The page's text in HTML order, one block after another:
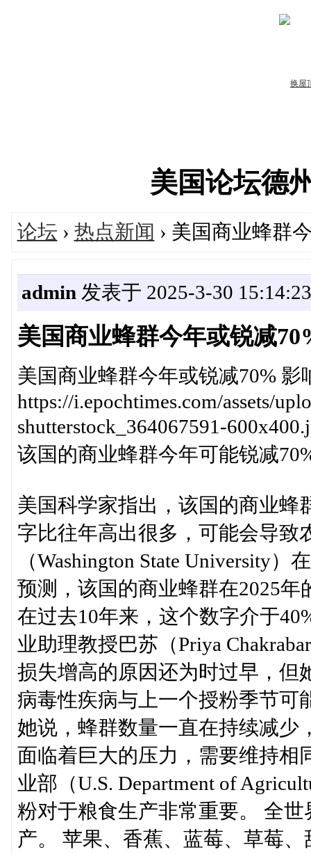
美国论坛德
论坛 › 热点新闻 › 美国商业蜂群
admin 发表于 2025-3-30 15:14:23
美国商业蜂群今年或锐减
美国商业蜂群今年或锐减70% 影
https://i.epochtimes.com/assets/
shutterstock_364067591-
该国的商业蜂群今年可能锐减
美国科学家指出，该国的商业蜂
字比往年高出很多，可能会导致
（Washington State University
预测，该国的商业蜂群在2025年
在过去10年来，这个数字介于
业助理教授巴苏（Priya
损失增高的原因还为时过早，但
病毒性疾病与上一个授粉季节可
她说，蜂群数量一直在持续减少
面临着巨大的压力，需要维持相
业部（U.S. Department of
粉对于粮食生产非常重要。 全
产。 苹果、香蕉、蓝莓、草莓